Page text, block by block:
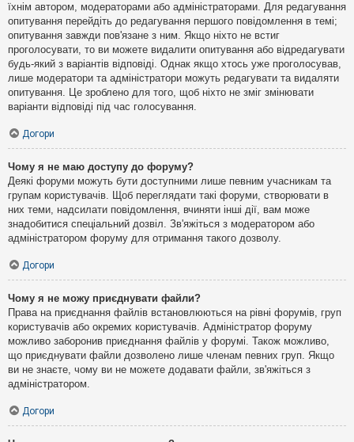
їхнім автором, модераторами або адміністраторами. Для редагування
опитування перейдіть до редагування першого повідомлення в темі;
опитування завжди пов'язане з ним. Якщо ніхто не встиг
проголосувати, то ви можете видалити опитування або відредагувати
будь-який з варіантів відповіді. Однак якщо хтось уже проголосував,
лише модератори та адміністратори можуть редагувати та видаляти
опитування. Це зроблено для того, щоб ніхто не зміг змінювати
варіанти відповіді під час голосування.
Догори
Чому я не маю доступу до форуму?
Деякі форуми можуть бути доступними лише певним учасникам та
групам користувачів. Щоб переглядати такі форуми, створювати в
них теми, надсилати повідомлення, вчиняти інші дії, вам може
знадобитися спеціальний дозвіл. Зв'яжіться з модератором або
адміністратором форуму для отримання такого дозволу.
Догори
Чому я не можу приєднувати файли?
Права на приєднання файлів встановлюються на рівні форумів, груп
користувачів або окремих користувачів. Адміністратор форуму
можливо заборонив приєднання файлів у форумі. Також можливо,
що приєднувати файли дозволено лише членам певних груп. Якщо
ви не знаєте, чому ви не можете додавати файли, зв'яжіться з
адміністратором.
Догори